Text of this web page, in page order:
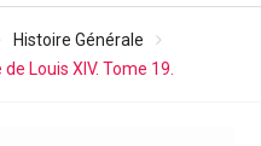
Histoire Générale
Louis XIV. Tome 19.